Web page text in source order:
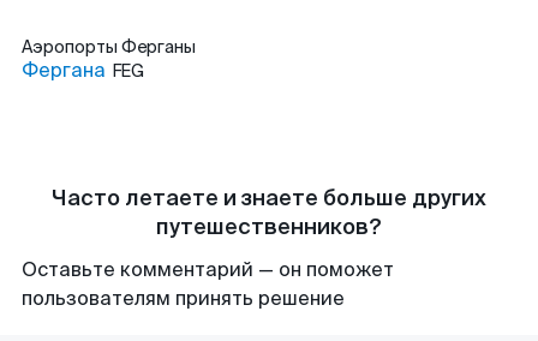
Аэропорты Ферганы
Фергана FEG
Часто летаете и знаете больше других
путешественников?
Оставьте комментарий — он поможет
пользователям принять решение